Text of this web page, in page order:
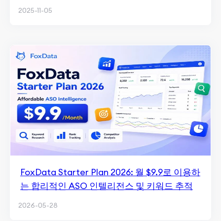
2025-11-05
FoxData Starter Plan 2026: 월 $9.9로 이용하
는 합리적인 ASO 인텔리전스 및 키워드 추적
2026-05-28